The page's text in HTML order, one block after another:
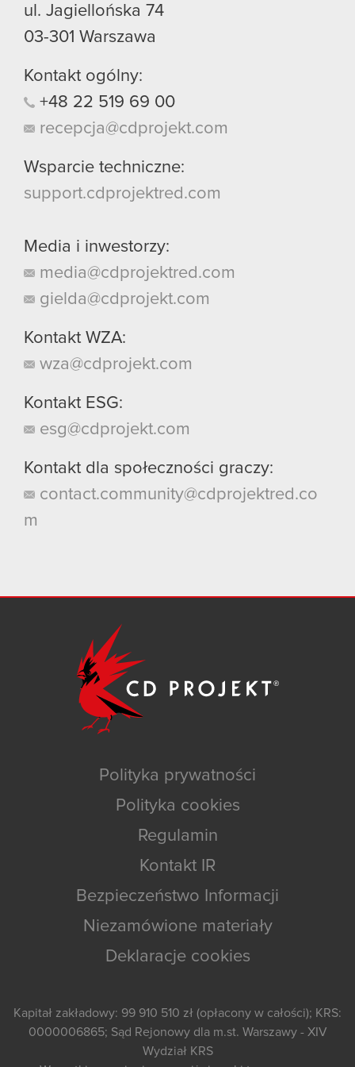
ul. Jagiellońska 74
03-301 Warszawa
Kontakt ogólny:
+48 22 519 69 00
recepcja@cdprojekt.com
Wsparcie techniczne:
support.cdprojektred.com
Media i inwestorzy:
media@cdprojektred.com
gielda@cdprojekt.com
Kontakt WZA:
wza@cdprojekt.com
Kontakt ESG:
esg@cdprojekt.com
Kontakt dla społeczności graczy:
contact.community@cdprojektred.co
m
Polityka prywatności
Polityka cookies
Regulamin
Kontakt IR
Bezpieczeństwo Informacji
Niezamówione materiały
Deklaracje cookies
Kapitał zakładowy: 99 910 510 zł (opłacony w całości); KRS:
0000006865; Sąd Rejonowy dla m.st. Warszawy - XIV
Wydział KRS